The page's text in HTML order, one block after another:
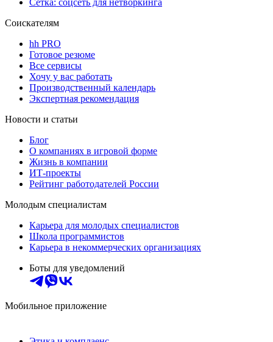
Сетка: соцсеть для нетворкинга
Соискателям
hh PRO
Готовое резюме
Все сервисы
Хочу у вас работать
Производственный календарь
Экспертная рекомендация
Новости и статьи
Блог
О компаниях в игровой форме
Жизнь в компании
ИТ-проекты
Рейтинг работодателей России
Молодым специалистам
Карьера для молодых специалистов
Школа программистов
Карьера в некоммерческих организациях
Боты для уведомлений
Мобильное приложение